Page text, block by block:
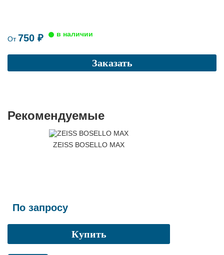
От750 ₽
Заказать
Рекомендуемые
ZEISS BOSELLO MAX
По запросу
Купить